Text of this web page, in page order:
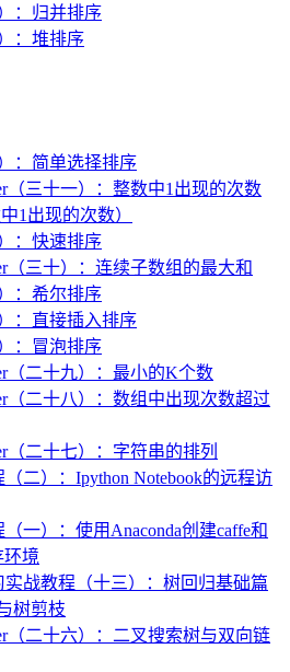
：归并排序
：堆排序
：简单选择排序
（三十一）：整数中1出现的次数
1出现的次数）
：快速排序
（三十）：连续子数组的最大和
：希尔排序
：直接插入排序
：冒泡排序
（二十九）：最小的K个数
（二十八）：数组中出现次数超过
（二十七）：字符串的排列
二）：Ipython Notebook的远程访
一）：使用Anaconda创建caffe和
环境
实战教程（十三）：树回归基础篇
树剪枝
（二十六）：二叉搜索树与双向链